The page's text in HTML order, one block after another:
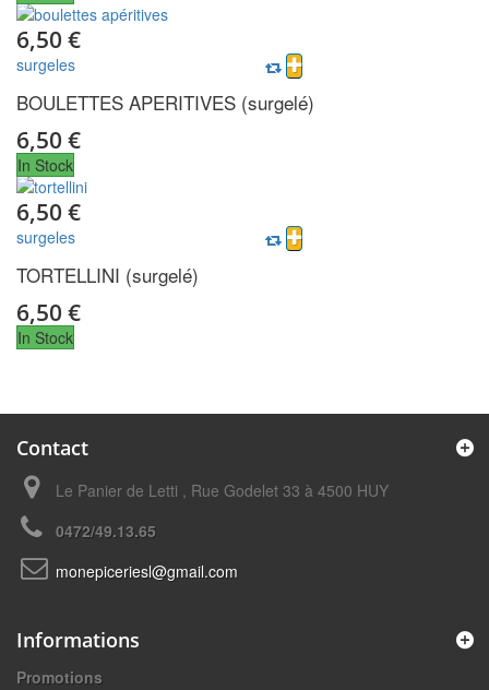
6,50 €
surgeles
BOULETTES APERITIVES (surgelé)
6,50 €
In Stock
6,50 €
surgeles
TORTELLINI (surgelé)
6,50 €
In Stock
Contact
Le Panier de Letti , Rue Godelet 33 à 4500 HUY
0472/49.13.65
monepiceriesl@gmail.com
Informations
Promotions